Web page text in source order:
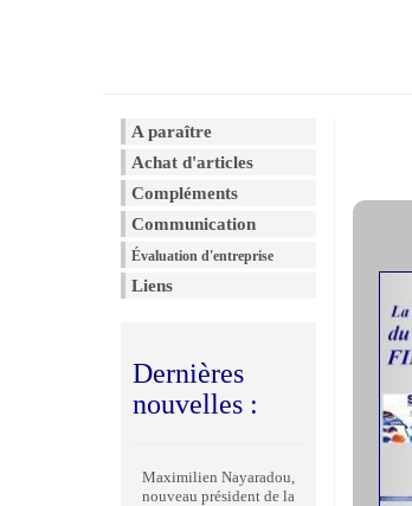
A paraître
Achat d'articles
Compléments
Communication
Évaluation d'entreprise
Liens
Dernières
nouvelles :
Maximilien Nayaradou,
nouveau président de la